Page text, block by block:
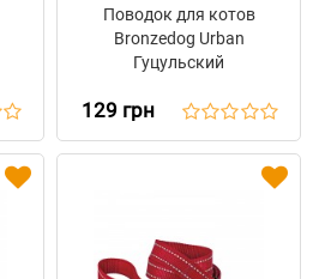
Поводок для котов
Bronzedog Urban
Гуцульский
Фиолетовый
129 грн